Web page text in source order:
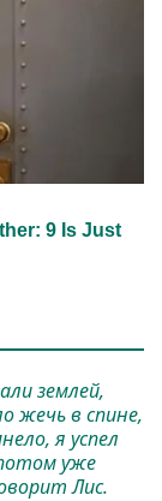
землей,
жечь в спине,
я успел
уже
Лис.